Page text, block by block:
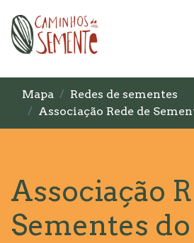
Mapa
Redes de sementes
Associação Rede de
Associação
Sementes